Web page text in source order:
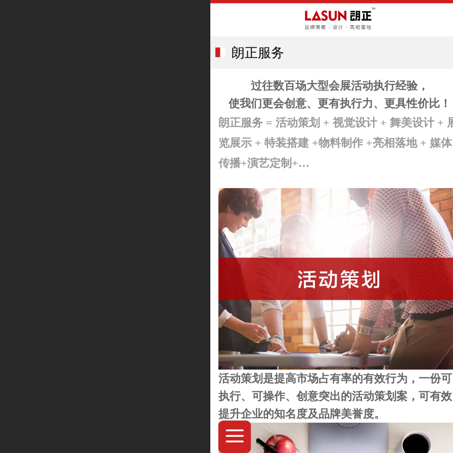
朗正服务
过往数百场大型会展活动执行经验，
使我们更会创意、更有执行力、更具性价比！
朗正服务 = 活动策划 + 视觉设计 + 舞美设计 +
览展示 + 特装搭建 +物料制作 +亮相落地+ 媒体
传播+演艺定制+…
活动策划 是提高市场占有率的有效行为，一份可
执行、可操作、 创意突出的活动策划案，可有效
提升企业的知名度及品牌美誉度。